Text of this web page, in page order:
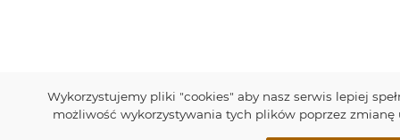
Wykorzystujemy pliki "cookies" aby nasz serwis lepiej
możliwość wykorzystywania tych plików poprzez